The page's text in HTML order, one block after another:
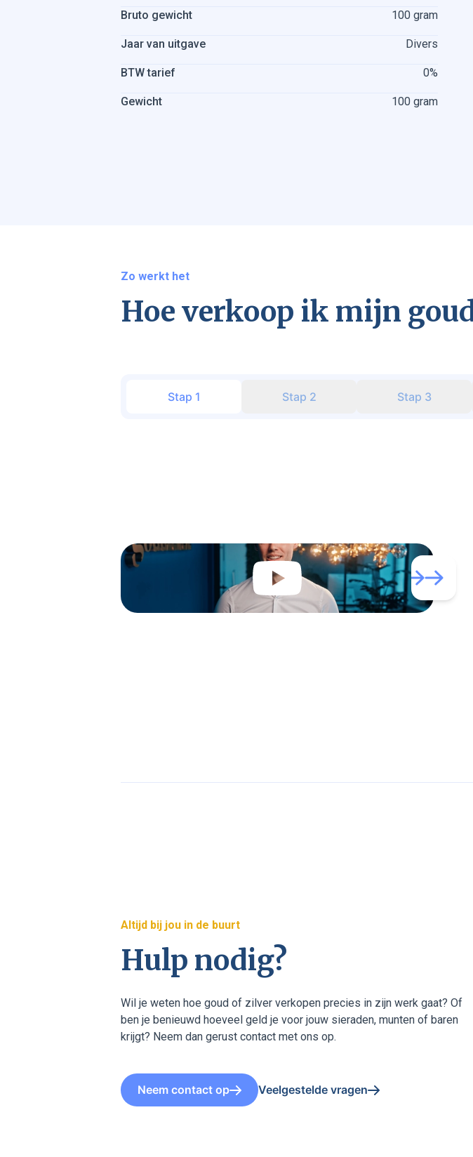
Bruto gewicht 100 gram
Jaar van uitgave Divers
BTW tarief 0%
Gewicht 100 gram
Zo werkt het
Hoe verkoop ik mijn
Stap 1 Stap 2 Stap 3
Altijd bij jou in de buurt
Hulp nodig?
Wil je weten hoe goud of zilver verkopen precies in zijn werk gaat? Of
ben je benieuwd hoeveel geld je voor jouw sieraden, munten of baren
krijgt? Neem dan gerust contact met ons op.
Neem contact op Veelgestelde vragen